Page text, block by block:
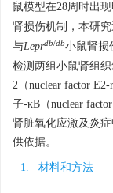
鼠模型在28周时出
肾损伤机制，本研
与Leprdb/db小鼠肾损
检测两组小鼠肾组
2（nuclear factor
子-κB（nuclear
肾脏氧化应激及炎
供依据。
1. 材料和方法